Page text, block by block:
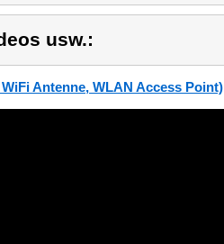
usw.:
Antenne, WLAN Access Point)